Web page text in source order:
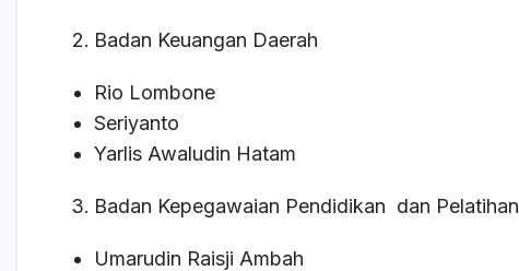
Badan Keuangan Daerah
Rio Lombone
Seriyanto
Yarlis Awaludin Hatam
Badan Kepegawaian Pendidikan dan Pelatihan
Umarudin Raisji Ambah